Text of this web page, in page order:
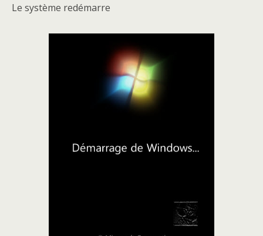
Le système redémarre